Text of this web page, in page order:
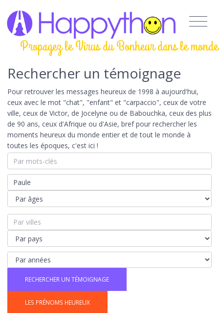
Propagez le Virus du Bonheur dans le monde
Rechercher un témoignage
Pour retrouver les messages heureux de 1998 à aujourd'hui,
ceux avec le mot "chat", "enfant" et "carpaccio", ceux de votre
ville, ceux de Victor, de Jocelyne ou de Babouchka, ceux des plus
de 90 ans, ceux d'Afrique ou d'Asie, bref pour rechercher les
moments heureux du monde entier et de tout le monde à
toutes les époques, c'est ici !
LES PRÉNOMS HEUREUX